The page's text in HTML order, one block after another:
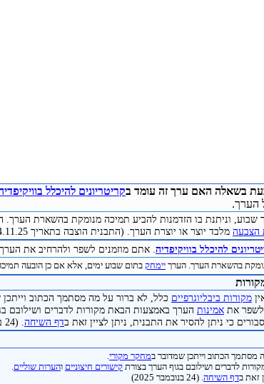
בשאלה האם ערך זה עומד בקריטריונים להיכלל
הערך.
שבוע, וניתנת בו הזדמנות להביע תמיכה מנומקת בהשארת הערך.
הצבעה מלבד יוצר או יוצרת הערך. (התבנית הוצבה בתאריך 24.11.25).
להיכלל בוויקיפדיה. אתם מוזמנים לשפר ולהרחיב את
בהשארת הערך. הערך יימחק בתום שבוע ימים, אלא אם כן הובעה
מקורות ביבליוגרפיים כלל, לא ברור על מה מסתמך הכתוב
לשפר את אמינות הערך באמצעות הבאת מקורות לדברים ושילובם
כי ניתן להסיר את התבנית, ניתן לציין זאת בדף השיחה. (24 בנובמבר 2025)
מסתמך הכתוב וייתכן שמדובר במחקר מקורי.
לדברים ושילובם בגוף הערך בצורת קישורים חיצוניים והערות שוליים.
זאת בדף השיחה. (24 בנובמבר 2025)